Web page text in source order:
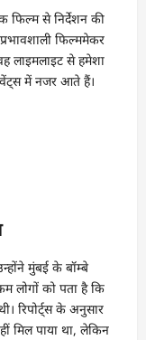
फिल्म से निर्देशन की
फिल्ममेकर
लाइमलाइट से हमेशा
में नजर आते हैं।
मुंबई के बॉम्बे
लोगों को पता है कि
रिपोर्ट्स के अनुसार
मिल पाया था, लेकिन